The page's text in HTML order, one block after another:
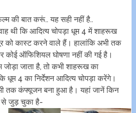
की बात करूं.. यह सही नहीं है..
थी कि आदित्य चोपड़ा धूम 4 में शाहरूख
को कास्ट करने वाले हैं। हालांकि अभी तक
कोई ऑफिशियल घोषणा नहीं की गई है।
जाता है, तो कभी शाहरूख का
धूम 4 का निर्देशन आदित्य चोपड़ा करेंगे।
तक कंफ्यूजन बना हुआ है। यहां जानें किन
से जुड़ चुका है-